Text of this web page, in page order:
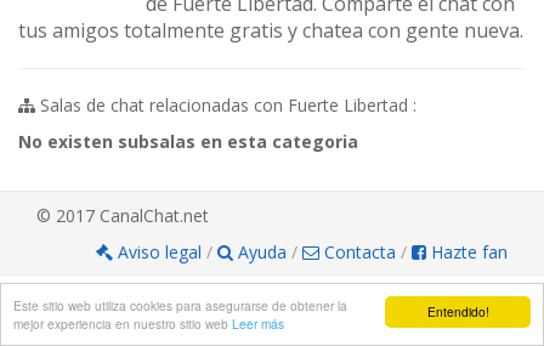
Entendido!
Este sitio web utiliza cookies para asegurarse de obtener la
mejor experiencia en nuestro sitio web Leer más
tus amigos totalmente gratis y chatea con gente nueva.
Salas de chat relacionadas con Fuerte Libertad :
No existen subsalas en esta categoria
© 2017 CanalChat.net
Aviso legal / Ayuda / Contacta / Hazte fan